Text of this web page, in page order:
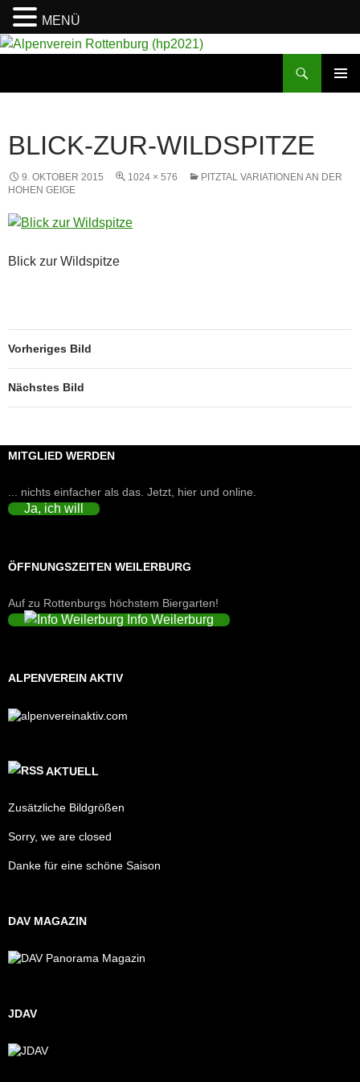
BLICK-ZUR-WILDSPITZE
9. OKTOBER 2015 1024 × 576
PITZTAL VARIATIONEN AN DER
HOHEN GEIGE
Blick zur Wildspitze
Vorheriges Bild
Nächstes Bild
MITGLIED WERDEN
... nichts einfacher als das. Jetzt, hier und online.
Ja, ich will
ÖFFNUNGSZEITEN WEILERBURG
Auf zu Rottenburgs höchstem Biergarten!
Info Weilerburg
ALPENVEREIN AKTIV
AKTUELL
Zusätzliche Bildgrößen
Sorry, we are closed
Danke für eine schöne Saison
DAV MAGAZIN
JDAV
MENÜ